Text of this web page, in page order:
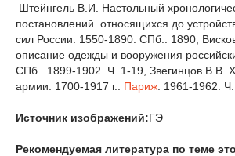
Штейнгель В.И. Настольный
постановлений. относящихся до
сил России. 1550-1890. СПб.. 1890,
описание одежды и вооружения
СПб.. 1899-1902. Ч. 1-19, Звегинцов В.В.
армии. 1700-1917 г.. Париж . 1961-1962. Ч.
Источник изображений:ГЭ
Рекомендуемая литература по теме